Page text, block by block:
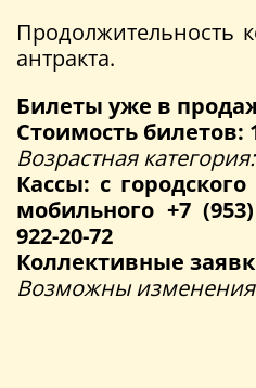
Продолжительность
антракта.
Билеты уже в
Стоимость билетов:
Возрастная
Кассы: с городского
мобильного +7
922-20-72
Коллективные
Возможны изменения